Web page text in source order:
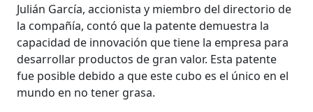
Julián García, accionista y miembro del directorio de
la compañía, contó que la patente demuestra la
capacidad de innovación que tiene la empresa para
desarrollar productos de gran valor. Esta patente
fue posible debido a que este cubo es el único en el
mundo en no tener grasa.